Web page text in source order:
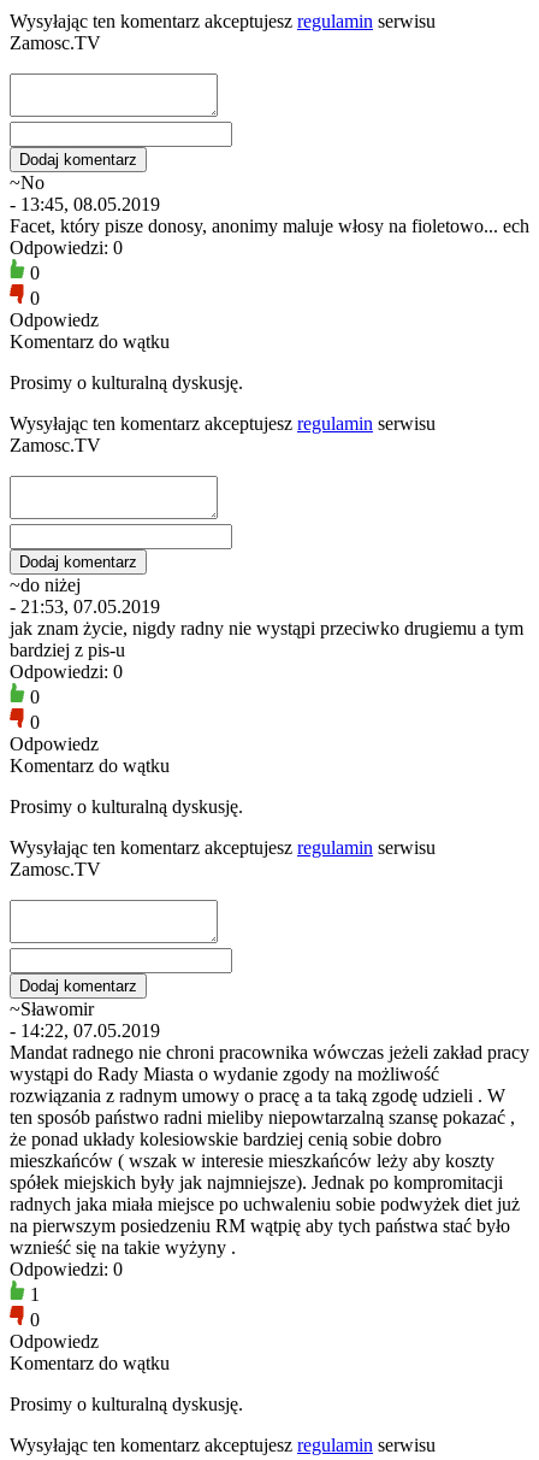
Wysyłając ten komentarz akceptujesz regulamin serwisu
Zamosc.TV
~No
- 13:45, 08.05.2019
Facet, który pisze donosy, anonimy maluje włosy na fioletowo... ech
Odpowiedzi: 0
0
0
Odpowiedz
Komentarz do wątku
Prosimy o kulturalną dyskusję.
Wysyłając ten komentarz akceptujesz regulamin serwisu
Zamosc.TV
~do niżej
- 21:53, 07.05.2019
jak znam życie, nigdy radny nie wystąpi przeciwko drugiemu a tym
bardziej z pis-u
Odpowiedzi: 0
0
0
Odpowiedz
Komentarz do wątku
Prosimy o kulturalną dyskusję.
Wysyłając ten komentarz akceptujesz regulamin serwisu
Zamosc.TV
~Sławomir
- 14:22, 07.05.2019
Mandat radnego nie chroni pracownika wówczas jeżeli zakład pracy
wystąpi do Rady Miasta o wydanie zgody na możliwość
rozwiązania z radnym umowy o pracę a ta taką zgodę udzieli . W
ten sposób państwo radni mieliby niepowtarzalną szansę pokazać ,
że ponad układy kolesiowskie bardziej cenią sobie dobro
mieszkańców ( wszak w interesie mieszkańców leży aby koszty
spółek miejskich były jak najmniejsze). Jednak po kompromitacji
radnych jaka miała miejsce po uchwaleniu sobie podwyżek diet już
na pierwszym posiedzeniu RM wątpię aby tych państwa stać było
wznieść się na takie wyżyny .
Odpowiedzi: 0
1
0
Odpowiedz
Komentarz do wątku
Prosimy o kulturalną dyskusję.
Wysyłając ten komentarz akceptujesz regulamin serwisu